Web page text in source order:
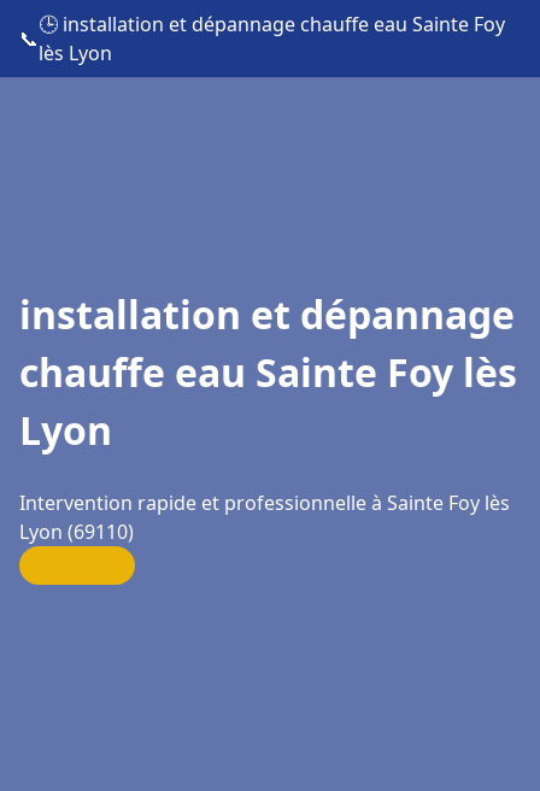
📞
🕒 installation et dépannage chauffe eau Sainte Foy
lès Lyon
installation et dépannage
chauffe eau Sainte Foy lès
Lyon
Intervention rapide et professionnelle à Sainte Foy lès
Lyon (69110)